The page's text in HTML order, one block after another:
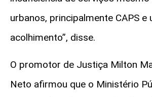
urbanos, principalmente CAPS e
acolhimento”, disse.
O promotor de Justiça Milton
Neto afirmou que o Ministério